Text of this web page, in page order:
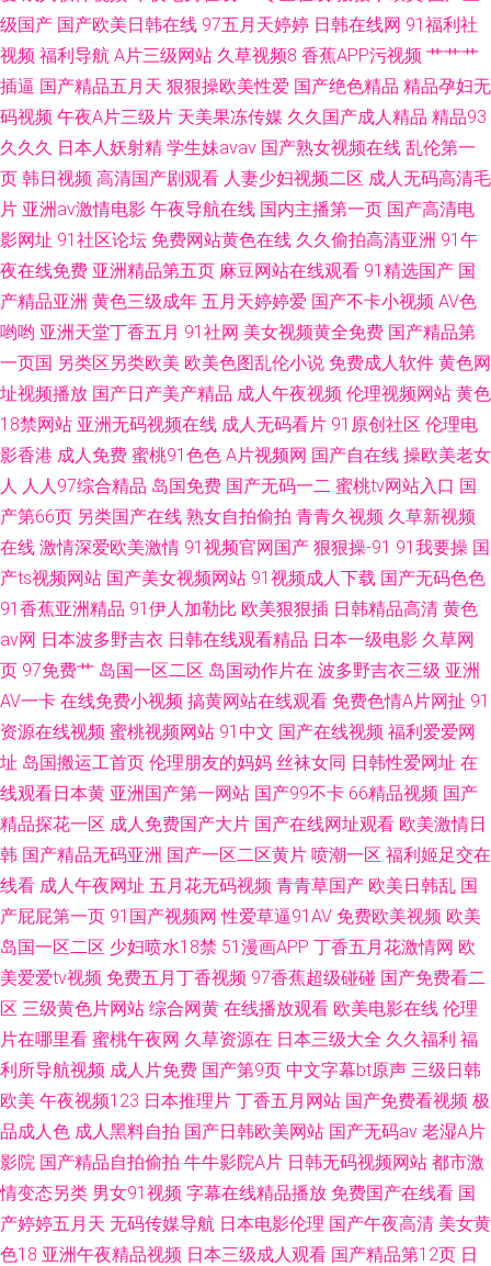
级国产 国产欧美日韩在线 97五月天婷婷 日韩在线网 91福利社
视频 福利导航 A片三级网站 久草视频8 香蕉APP污视频 艹艹艹
插逼 国产精品五月天 狠狠操欧美性爱 国产绝色精品 精品孕妇无
码视频 午夜A片三级片 天美果冻传媒 久久国产成人精品 精品93
久久久 日本人妖射精 学生妹avav 国产熟女视频在线 乱伦第一
页 韩日视频 高清国产剧观看 人妻少妇视频二区 成人无码高清毛
片 亚洲av激情电影 午夜导航在线 国内主播第一页 国产高清电
影网址 91社区论坛 免费网站黄色在线 久久偷拍高清亚洲 91午
夜在线免费 亚洲精品第五页 麻豆网站在线观看 91精选国产 国
产精品亚洲 黄色三级成年 五月天婷婷爱 国产不卡小视频 AV色
哟哟 亚洲天堂丁香五月 91社网 美女视频黄全免费 国产精品第
一页国 另类区另类欧美 欧美色图乱伦小说 免费成人软件 黄色网
址视频播放 国产日产美产精品 成人午夜视频 伦理视频网站 黄色
18禁网站 亚洲无码视频在线 成人无码看片 91原创社区 伦理电
影香港 成人免费 蜜桃91色色 A片视频网 国产自在线 操欧美老女
人 人人97综合精品 岛国免费 国产无码一二 蜜桃tv网站入口 国
产第66页 另类国产在线 熟女自拍偷拍 青青久视频 久草新视频
在线 激情深爱欧美激情 91视频官网国产 狠狠操-91 91我要操 国
产ts视频网站 国产美女视频网站 91视频成人下载 国产无码色色
91香蕉亚洲精品 91伊人加勒比 欧美狠狠插 日韩精品高清 黄色
av网 日本波多野吉衣 日韩在线观看精品 日本一级电影 久草网
页 97免费艹 岛国一区二区 岛国动作片在 波多野吉衣三级 亚洲
AV一卡 在线免费小视频 搞黄网站在线观看 免费色情A片网扯 91
资源在线视频 蜜桃视频网站 91中文 国产在线视频 福利爱爱网
址 岛国搬运工首页 伦理朋友的妈妈 丝袜女同 日韩性爱网址 在
线观看日本黄 亚洲国产第一网站 国产99不卡 66精品视频 国产
精品探花一区 成人免费国产大片 国产在线网址观看 欧美激情日
韩 国产精品无码亚洲 国产一区二区黄片 喷潮一区 福利姬足交在
线看 成人午夜网址 五月花无码视频 青青草国产 欧美日韩乱 国
产屁屁第一页 91国产视频网 性爱草逼91AV 免费欧美视频 欧美
岛国一区二区 少妇喷水18禁 51漫画APP 丁香五月花激情网 欧
美爱爱tv视频 免费五月丁香视频 97香蕉超级碰碰 国产免费看二
区 三级黄色片网站 综合网黄 在线播放观看 欧美电影在线 伦理
片在哪里看 蜜桃午夜网 久草资源在 日本三级大全 久久福利 福
利所导航视频 成人片免费 国产第9页 中文字幕bt原声 三级日韩
欧美 午夜视频123 日本推理片 丁香五月网站 国产免费看视频 极
品成人色 成人黑料自拍 国产日韩欧美网站 国产无码av 老湿A片
影院 国产精品自拍偷拍 牛牛影院A片 日韩无码视频网站 都市激
情变态另类 男女91视频 字幕在线精品播放 免费国产在线看 国
产婷婷五月天 无码传媒导航 日本电影伦理 国产午夜高清 美女黄
色18 亚洲午夜精品视频 日本三级成人观看 国产精品第12页 日